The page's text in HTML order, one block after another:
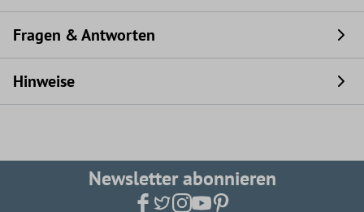
Fragen & Antworten
Hinweise
Newsletter abonnieren